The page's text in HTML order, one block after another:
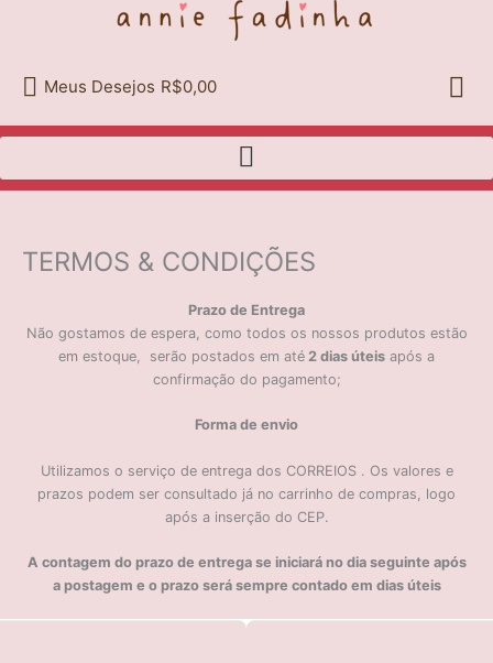
Meus Desejos R$0,00
TERMOS & CONDIÇÕES
Prazo de Entrega
Não gostamos de espera, como todos os nossos produtos estão
em estoque, serão postados em até 2 dias úteis após a
confirmação do pagamento;
Forma de envio
Utilizamos o serviço de entrega dos CORREIOS . Os valores e
prazos podem ser consultado já no carrinho de compras, logo
após a inserção do CEP.
A contagem do prazo de entrega se iniciará no dia seguinte após
a postagem e o prazo será sempre contado em dias úteis